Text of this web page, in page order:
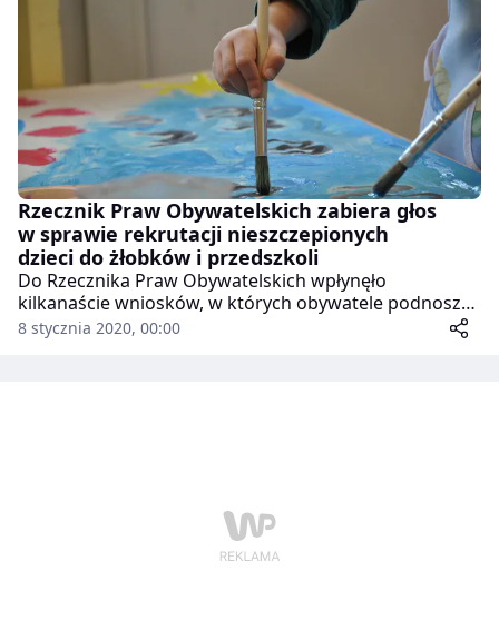
Rzecznik Praw Obywatelskich zabiera głos
w sprawie rekrutacji nieszczepionych
dzieci do żłobków i przedszkoli
Do Rzecznika Praw Obywatelskich wpłynęło
kilkanaście wniosków, w których obywatele podnoszą,
że premiowanie w rekrutacji do publicznych
8 stycznia 2020, 00:00